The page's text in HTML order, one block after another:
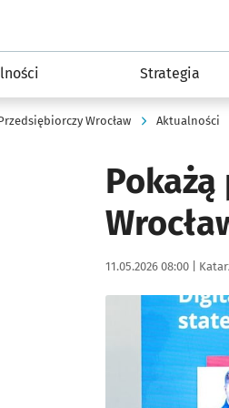
Strategia
Wrocław Aktualności
Data publikacji:
11.05.2026 08:00 |
Kliknij, aby